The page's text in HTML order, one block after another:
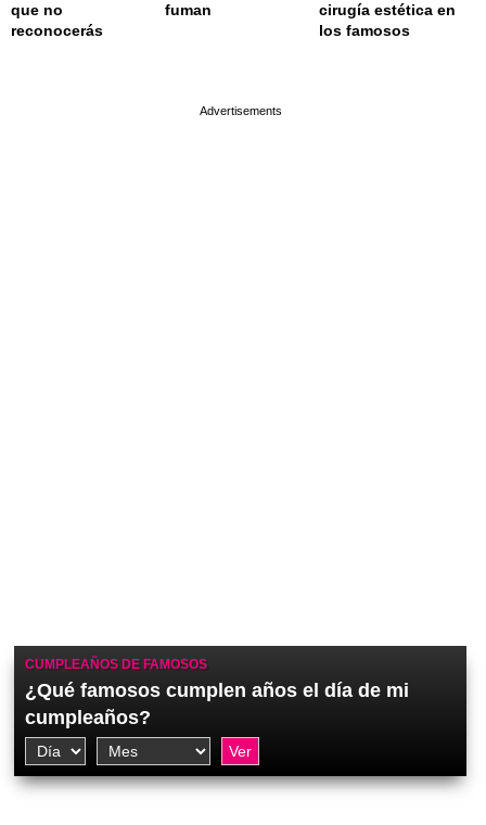
que no
reconocerás
fuman
cirugía estética en
los famosos
CUMPLEAÑOS DE FAMOSOS
¿Qué famosos cumplen años el día de mi
cumpleaños?